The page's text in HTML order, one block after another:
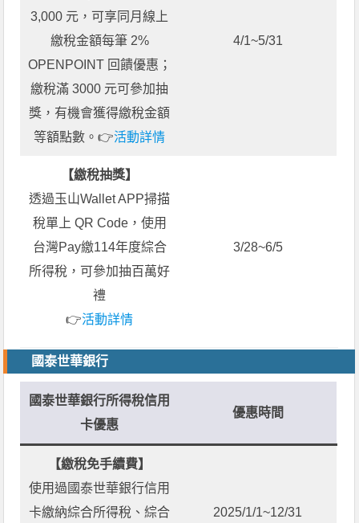
3,000 元，可享同月線上
繳稅金額每筆 2%
OPENPOINT 回饋優惠；
繳稅滿 3000 元可參加抽
獎，有機會獲得繳稅金額
等額點數。👉活動詳情
4/1~5/31
【繳稅抽獎】
透過玉山Wallet APP掃描
稅單上 QR Code，使用
台灣Pay繳114年度綜合
所得稅，可參加抽百萬好
禮
👉活動詳情
3/28~6/5
國泰世華銀行
國泰世華銀行所得稅信用
卡優惠
優惠時間
【繳稅免手續費】
使用過國泰世華銀行信用
卡繳納綜合所得稅、綜合
2025/1/1~12/31